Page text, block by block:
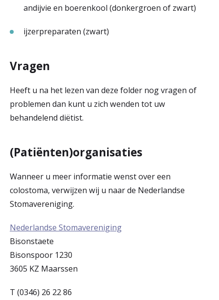
andijvie en boerenkool (donkergroen of zwart)
ijzerpreparaten (zwart)
Vragen
Heeft u na het lezen van deze folder nog vragen of
problemen dan kunt u zich wenden tot uw
behandelend diëtist.
(Patiënten)organisaties
Wanneer u meer informatie wenst over een
colostoma, verwijzen wij u naar de Nederlandse
Stomavereniging.
Nederlandse Stomavereniging
Bisonstaete
Bisonspoor 1230
3605 KZ Maarssen
T (0346) 26 22 86